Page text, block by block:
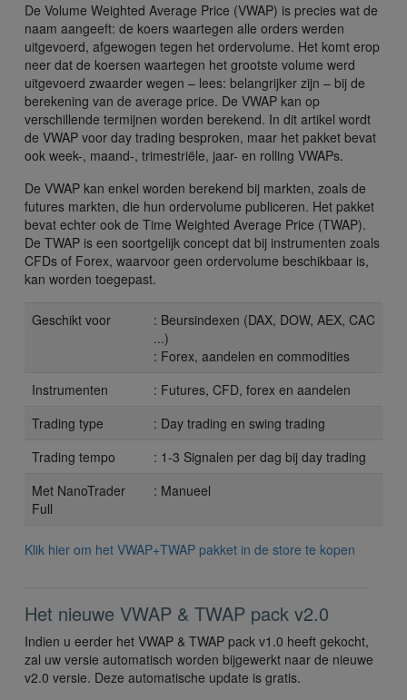
De Volume Weighted Average Price (VWAP) is precies wat de
naam aangeeft: de koers waartegen alle orders werden
uitgevoerd, afgewogen tegen het ordervolume. Het komt erop
neer dat de koersen waartegen het grootste volume werd
uitgevoerd zwaarder wegen – lees: belangrijker zijn – bij de
berekening van de average price. De VWAP kan op
verschillende termijnen worden berekend. In dit artikel wordt
de VWAP voor day trading besproken, maar het pakket bevat
ook week-, maand-, trimestriële, jaar- en rolling VWAPs.
De VWAP kan enkel worden berekend bij markten, zoals de
futures markten, die hun ordervolume publiceren. Het pakket
bevat echter ook de Time Weighted Average Price (TWAP).
De TWAP is een soortgelijk concept dat bij instrumenten zoals
CFDs of Forex, waarvoor geen ordervolume beschikbaar is,
kan worden toegepast.
Geschikt voor
: Beursindexen (DAX, DOW, AEX, CAC
...)
: Forex, aandelen en commodities
Instrumenten
: Futures, CFD, forex en aandelen
Trading type
: Day trading en swing trading
Trading tempo
: 1-3 Signalen per dag bij day trading
Met NanoTrader
Full
: Manueel
Klik hier om het VWAP+TWAP pakket in de store te kopen
Het nieuwe VWAP & TWAP pack v2.0
Indien u eerder het VWAP & TWAP pack v1.0 heeft gekocht,
zal uw versie automatisch worden bijgewerkt naar de nieuwe
v2.0 versie. Deze automatische update is gratis.